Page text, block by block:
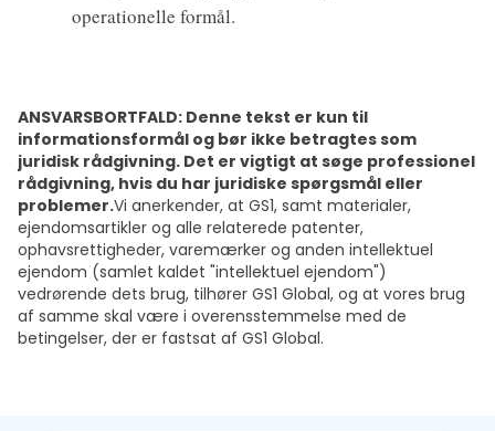
operationelle formål.
ANSVARSBORTFALD: Denne tekst er kun til
informationsformål og bør ikke betragtes som
juridisk rådgivning. Det er vigtigt at søge professionel
rådgivning, hvis du har juridiske spørgsmål eller
problemer.Vi anerkender, at GS1, samt materialer,
ejendomsartikler og alle relaterede patenter,
ophavsrettigheder, varemærker og anden intellektuel
ejendom (samlet kaldet "intellektuel ejendom")
vedrørende dets brug, tilhører GS1 Global, og at vores brug
af samme skal være i overensstemmelse med de
betingelser, der er fastsat af GS1 Global.